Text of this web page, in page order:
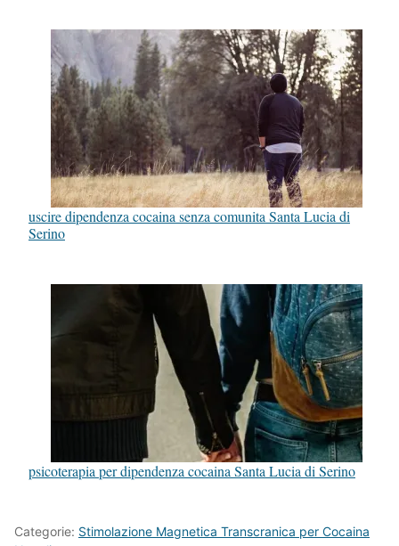
uscire dipendenza cocaina senza comunita Santa Lucia di
Serino
psicoterapia per dipendenza cocaina Santa Lucia di Serino
Categorie: Stimolazione Magnetica Transcranica per Cocaina